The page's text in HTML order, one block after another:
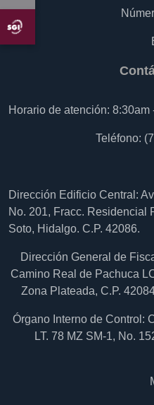
Horario de atención: 8:30am
Teléfono:
Dirección Edificio Central:
No. 201, Fracc. Residencial
Soto, Hidalgo. C.P. 42086.
Dirección General de
Camino Real de Pachuca
Zona Plateada, C.P.
Órgano Interno de Control:
LT. 78 MZ SM-1, No.